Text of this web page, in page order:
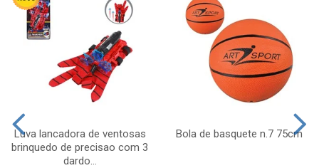
Luva lancadora de ventosas
brinquedo de precisao com 3
dardo...
Bola de basquete n.7 75cm